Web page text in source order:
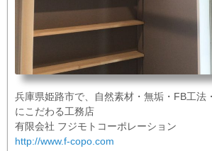
兵庫県姫路市で、自然素材・無垢・FB工法
にこだわる工務店
有限会社 フジモトコーポレーション
http://www.f-copo.com